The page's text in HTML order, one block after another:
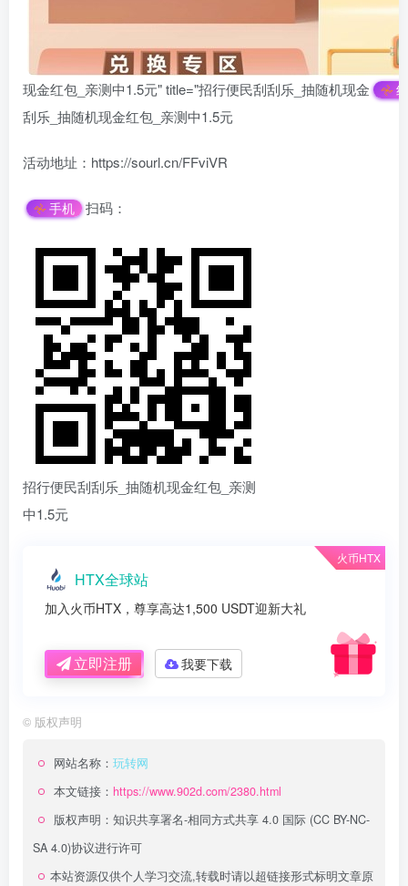
现金红包_亲测中1.5元" title="招行便民刮刮乐_抽随机现金
刮乐_抽随机现金红包_亲测中1.5元
活动地址：https://sourl.cn/FFviVR
手机 扫码：
招行便民刮刮乐_抽随机现金红包_亲测
中1.5元
火币HTX
HTX全球站
加入火币HTX，尊享高达1,500 USDT迎新大礼
立即注册 我要下载
© 版权声明
网站名称： 玩转网
本文链接： https://www.902d.com/2380.html
版权声明： 知识共享署名-相同方式共享 4.0 国际 (CC BY-NC-
SA 4.0)协议进行许可
本站资源仅供个人学习交流,转载时请以超链接形式标明文章原